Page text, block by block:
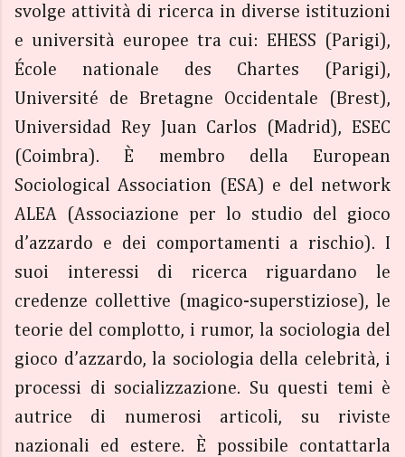
svolge attività di ricerca in diverse istituzioni
e università europee tra cui: EHESS (Parigi),
École nationale des Chartes (Parigi),
Université de Bretagne Occidentale (Brest),
Universidad Rey Juan Carlos (Madrid), ESEC
(Coimbra). È membro della European
Sociological Association (ESA) e del network
ALEA (Associazione per lo studio del gioco
d’azzardo e dei comportamenti a rischio). I
suoi interessi di ricerca riguardano le
credenze collettive (magico-superstiziose), le
teorie del complotto, i rumor, la sociologia del
gioco d’azzardo, la sociologia della celebrità, i
processi di socializzazione. Su questi temi è
autrice di numerosi articoli, su riviste
nazionali ed estere. È possibile contattarla